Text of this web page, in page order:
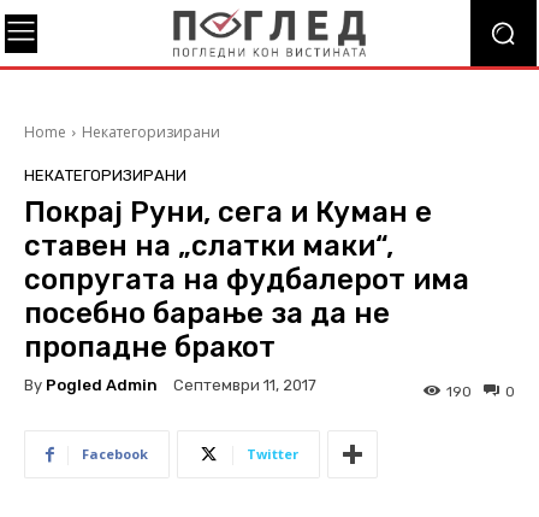
Home Некатегоризирани
НЕКАТЕГОРИЗИРАНИ
Покрај Руни, сега и Куман е
ставен на „слатки маки“,
сопругата на фудбалерот има
посебно барање за да не
пропадне бракот
By Pogled Admin Септември 11, 2017 0
190
Facebook Twitter